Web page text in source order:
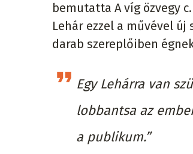
bemutatta A víg özvegy
Lehár ezzel a művével
darab szereplőiben
Egy Lehárra van
lobbantsa az
a publikum.”